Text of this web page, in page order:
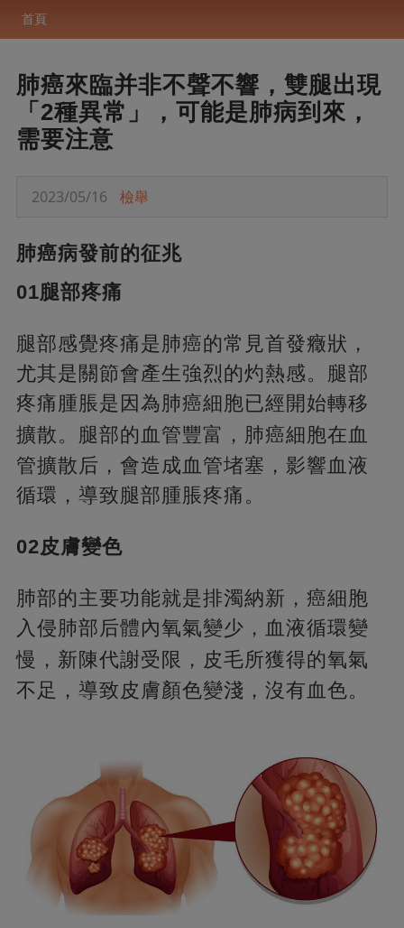
首頁
肺癌來臨并非不聲不響，雙腿出現
「2種異常」，可能是肺病到來，
需要注意
2023/05/16 檢舉
肺癌病發前的征兆
01腿部疼痛
腿部感覺疼痛是肺癌的常見首發癥狀，
尤其是關節會產生強烈的灼熱感。腿部
疼痛腫脹是因為肺癌細胞已經開始轉移
擴散。腿部的血管豐富， 肺癌細胞在血
管擴散后，會造成血管堵塞，影響血液
循環，導致腿部腫脹疼痛。
02皮膚變色
肺部的主要功能就是排濁納新，癌細胞
入侵肺部后體內氧氣變少，血液循環變
慢，新陳代謝受限， 皮毛所獲得的氧氣
不足，導致皮膚顏色變淺，沒有血色。